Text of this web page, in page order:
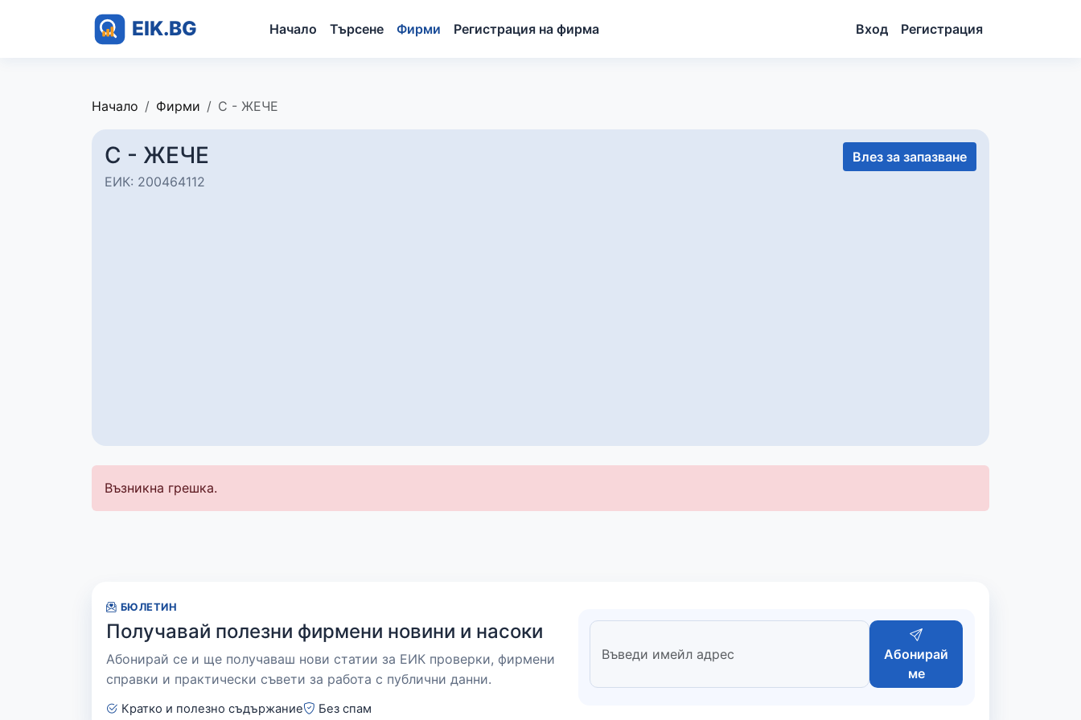
Начало Търсене Фирми Регистрация на фирма Вход Регистрация
Начало Фирми С - ЖЕЧЕ
С - ЖЕЧЕ
ЕИК: 200464112
Влез за запазване
Възникна грешка.
БЮЛЕТИН
Получавай полезни фирмени новини и насоки
Абонирай се и ще получаваш нови статии за ЕИК проверки, фирмени
справки и практически съвети за работа с публични данни.
Кратко и полезно съдържание Без спам
Абонирай
ме